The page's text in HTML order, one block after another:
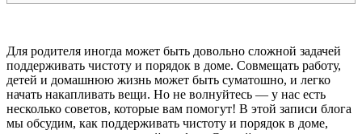
Для родителя иногда может быть довольно сложной задачей
поддерживать чистоту и порядок в доме. Совмещать работу,
детей и домашнюю жизнь может быть суматошно, и легко
начать накапливать вещи. Но не волнуйтесь — у нас есть
несколько советов, которые вам помогут! В этой записи блога
мы обсудим, как поддерживать чистоту и порядок в доме,